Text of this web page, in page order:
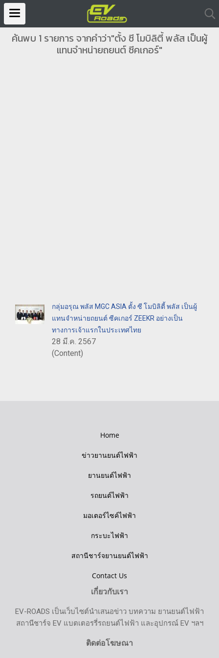
ค้นพบ 1 รายการ จากคำว่า"ตั้ง ซี โมบิลิตี้ พลัส เป็นผู้
แทนจำหน่ายถยนต์ ซีคเกอร์"
กลุ่มอรุณ พลัส MGC ASIA ตั้ง ซี โมบิลิตี้ พลัส เป็นผู้
แทนจำหน่ายถยนต์ ซีคเกอร์ ZEEKR อย่างเป็น
ทางการเจ้าแรกในประเทศไทย
28 มี.ค. 2567
(Content)
Home
ข่าวยานยนต์ไฟฟ้า
ยานยนต์ไฟฟ้า
รถยนต์ไฟฟ้า
มอเตอร์ไซค์ไฟฟ้า
กระบะไฟฟ้า
สถานีชาร์จยานยนต์ไฟฟ้า
Contact Us
เกี่ยวกับเรา
EV-ROADS เป็นเว็บไซต์นำเสนอข่าว บทความ ยานยนต์ไฟฟ้า
สถานีชาร์จ EV แบตเตอรรี่รถยนต์ไฟฟ้า และอุปกรณ์ EV ฯลฯ
ติดต่อโฆษณา